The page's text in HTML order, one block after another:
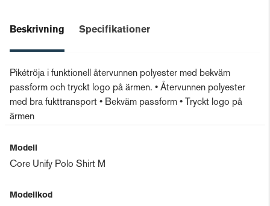
Beskrivning Specifikationer
Pikétröja i funktionell återvunnen polyester med bekväm
passform och tryckt logo på ärmen. • Återvunnen polyester
med bra fukttransport • Bekväm passform • Tryckt logo på
ärmen
Modell
Core Unify Polo Shirt M
Modellkod